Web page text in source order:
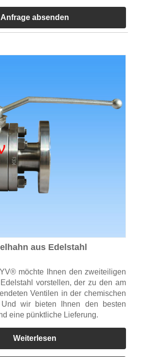
Anfrage absenden
aus Edelstahl
möchte Ihnen den zweiteiligen
vorstellen, der zu den am
Ventilen in der chemischen
Und wir bieten Ihnen den besten
eine pünktliche Lieferung.
Weiterlesen